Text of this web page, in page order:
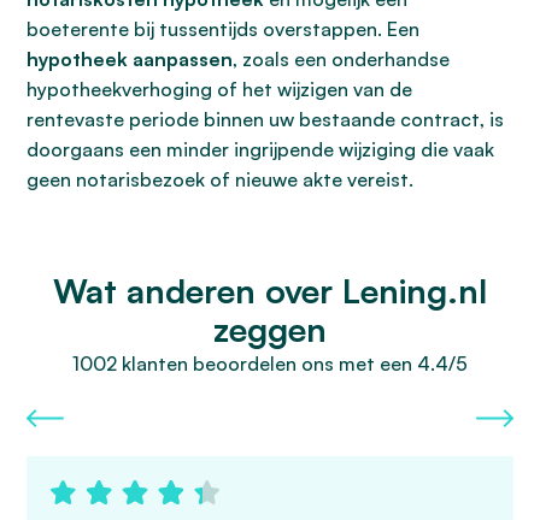
boeterente bij tussentijds overstappen. Een
hypotheek aanpassen, zoals een onderhandse
hypotheekverhoging of het wijzigen van de
rentevaste periode binnen uw bestaande contract, is
doorgaans een minder ingrijpende wijziging die vaak
geen notarisbezoek of nieuwe akte vereist.
Wat anderen over Lening.nl
zeggen
1002 klanten beoordelen ons met een 4.4/5